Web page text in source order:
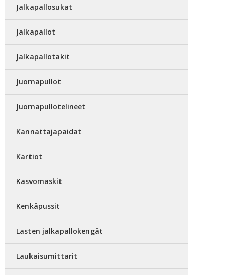
Jalkapallosukat
Jalkapallot
Jalkapallotakit
Juomapullot
Juomapullotelineet
Kannattajapaidat
Kartiot
Kasvomaskit
Kenkäpussit
Lasten jalkapallokengät
Laukaisumittarit